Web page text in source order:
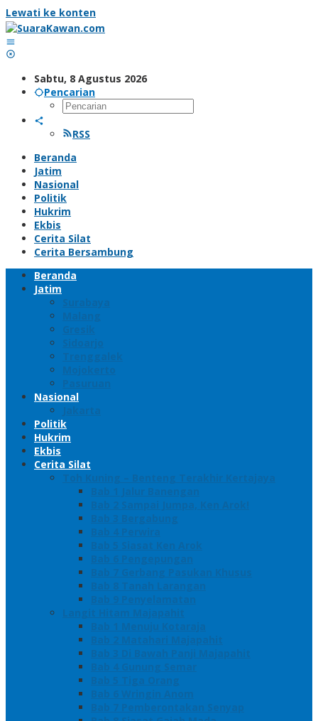
Lewati ke konten
Sabtu, 8 Agustus 2026
Pencarian
RSS
Beranda
Jatim
Nasional
Politik
Hukrim
Ekbis
Cerita Silat
Cerita Bersambung
Beranda
Jatim
Surabaya
Malang
Gresik
Sidoarjo
Trenggalek
Mojokerto
Pasuruan
Nasional
Jakarta
Politik
Hukrim
Ekbis
Cerita Silat
Toh Kuning – Benteng Terakhir Kertajaya
Bab 1 Jalur Banengan
Bab 2 Sampai Jumpa, Ken Arok!
Bab 3 Bergabung
Bab 4 Perwira
Bab 5 Siasat Ken Arok
Bab 6 Pengepungan
Bab 7 Gerbang Pasukan Khusus
Bab 8 Tanah Larangan
Bab 9 Penyelamatan
Langit Hitam Majapahit
Bab 1 Menuju Kotaraja
Bab 2 Matahari Majapahit
Bab 3 Di Bawah Panji Majapahit
Bab 4 Gunung Semar
Bab 5 Tiga Orang
Bab 6 Wringin Anom
Bab 7 Pemberontakan Senyap